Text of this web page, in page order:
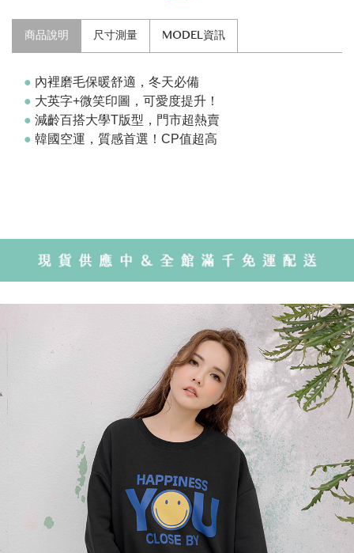
商品說明 尺寸測量 MODEL資訊
● 內裡磨毛保暖舒適，冬天必備
● 大英字+微笑印圖，可愛度提升！
● 減齡百搭大學T版型，門市超熱賣
● 韓國空運，質感首選！CP值超高